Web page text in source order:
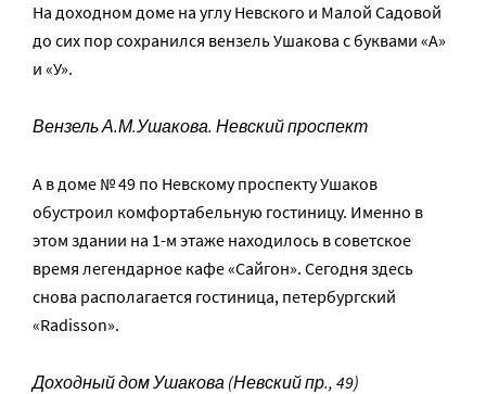
На доходном доме на углу Невского и Малой Садовой
до сих пор сохранился вензель Ушакова с буквами «А»
и «У».
Вензель А.М.Ушакова. Невский проспект
А в доме № 49 по Невскому проспекту Ушаков
обустроил комфортабельную гостиницу. Именно в
этом здании на 1-м этаже находилось в советское
время легендарное кафе «Сайгон». Сегодня здесь
снова располагается гостиница, петербургский
«Radisson».
Доходный дом Ушакова (Невский пр., 49)